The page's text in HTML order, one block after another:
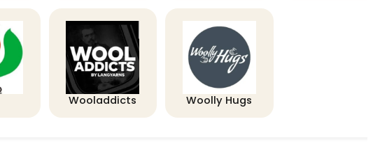
Wooladdicts Woolly Hugs